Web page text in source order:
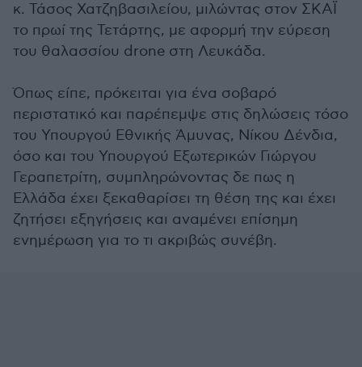
κ. Τάσος Χατζηβασιλείου, μιλώντας στον ΣΚΑΪ
το πρωί της Τετάρτης, με αφορμή την εύρεση
του θαλασσίου drone στη Λευκάδα.
Όπως είπε, πρόκειται για ένα σοβαρό
περιστατικό και παρέπεμψε στις δηλώσεις τόσο
του Υπουργού Εθνικής Άμυνας, Νίκου Δένδια,
όσο και του Υπουργού Εξωτερικών Γιώργου
Γεραπετρίτη, συμπληρώνοντας δε πως η
Ελλάδα έχει ξεκαθαρίσει τη θέση της και έχει
ζητήσει εξηγήσεις και αναμένει επίσημη
ενημέρωση για το τι ακριβώς συνέβη.